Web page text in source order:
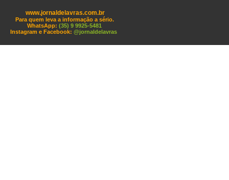
www.jornaldelavras.com.br
Para quem leva a informação a sério.
WhatsApp: (35) 9 9925-5481
Instagram e Facebook: @jornaldelavras